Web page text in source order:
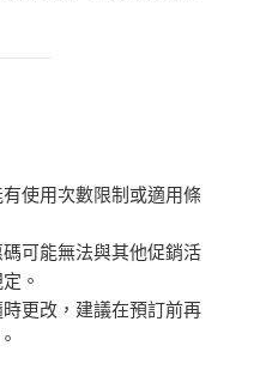
有使用次數限制或適用條
碼可能無法與其他促銷活
。​
時更改，建議在預訂前再